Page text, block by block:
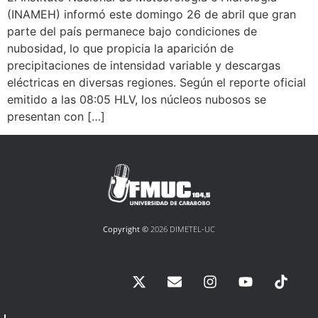
(INAMEH) informó este domingo 26 de abril que gran
parte del país permanece bajo condiciones de
nubosidad, lo que propicia la aparición de
precipitaciones de intensidad variable y descargas
eléctricas en diversas regiones. Según el reporte oficial
emitido a las 08:05 HLV, los núcleos nubosos se
presentan con […]
Copyright © 2026 DIMETEL-UC